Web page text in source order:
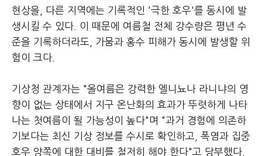
현상을, 다른 지역에는 기록적인 '극한 호우'를 동시에 발
생시킬 수 있다. 이 때문에 여름철 전체 강수량은 평년 수
준을 기록하더라도, 가뭄과 홍수 피해가 동시에 발생할 위
험이 크다.
기상청 관계자는 "올여름은 강력한 엘니뇨나 라니냐의 영
향이 없는 상태에서 지구 온난화의 효과가 뚜렷하게 나타
나는 첫여름이 될 가능성이 높다"며 "과거 경험에 의존하
기보다는 최신 기상 정보를 수시로 확인하고, 폭염과 집중
호우 양쪽에 대한 대비를 철저히 해야 한다"고 당부했다.